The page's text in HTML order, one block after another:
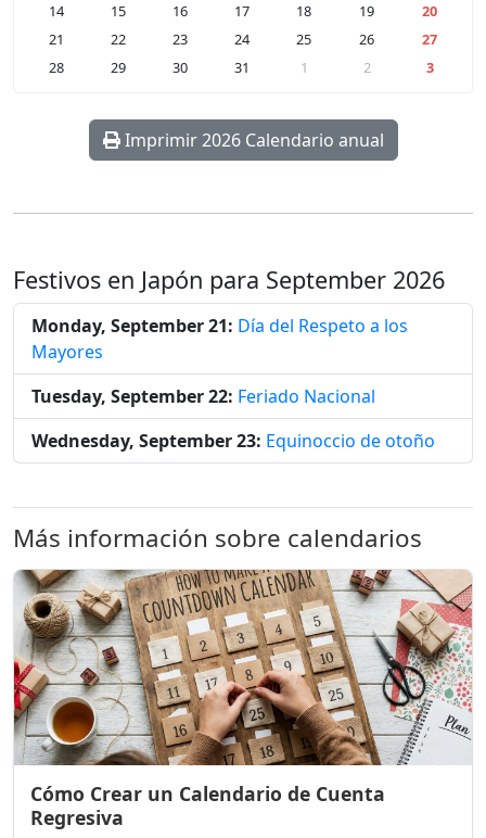
14
15 16 17 18 19
20
21
22 23 24 25 26
27
28
29 30 31 1 2 3
Imprimir 2026 Calendario anual
Festivos en Japón para September 2026
Monday, September 21: Día del Respeto a los
Mayores
Tuesday, September 22: Feriado Nacional
Wednesday, September 23: Equinoccio de otoño
Más información sobre calendarios
Cómo Crear un Calendario de Cuenta
Regresiva